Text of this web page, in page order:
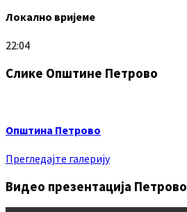
Локално вријеме
22:04
Слике Општине Петрово
Општина Петрово
Прегледајте галерију
Видео презентација Петрово